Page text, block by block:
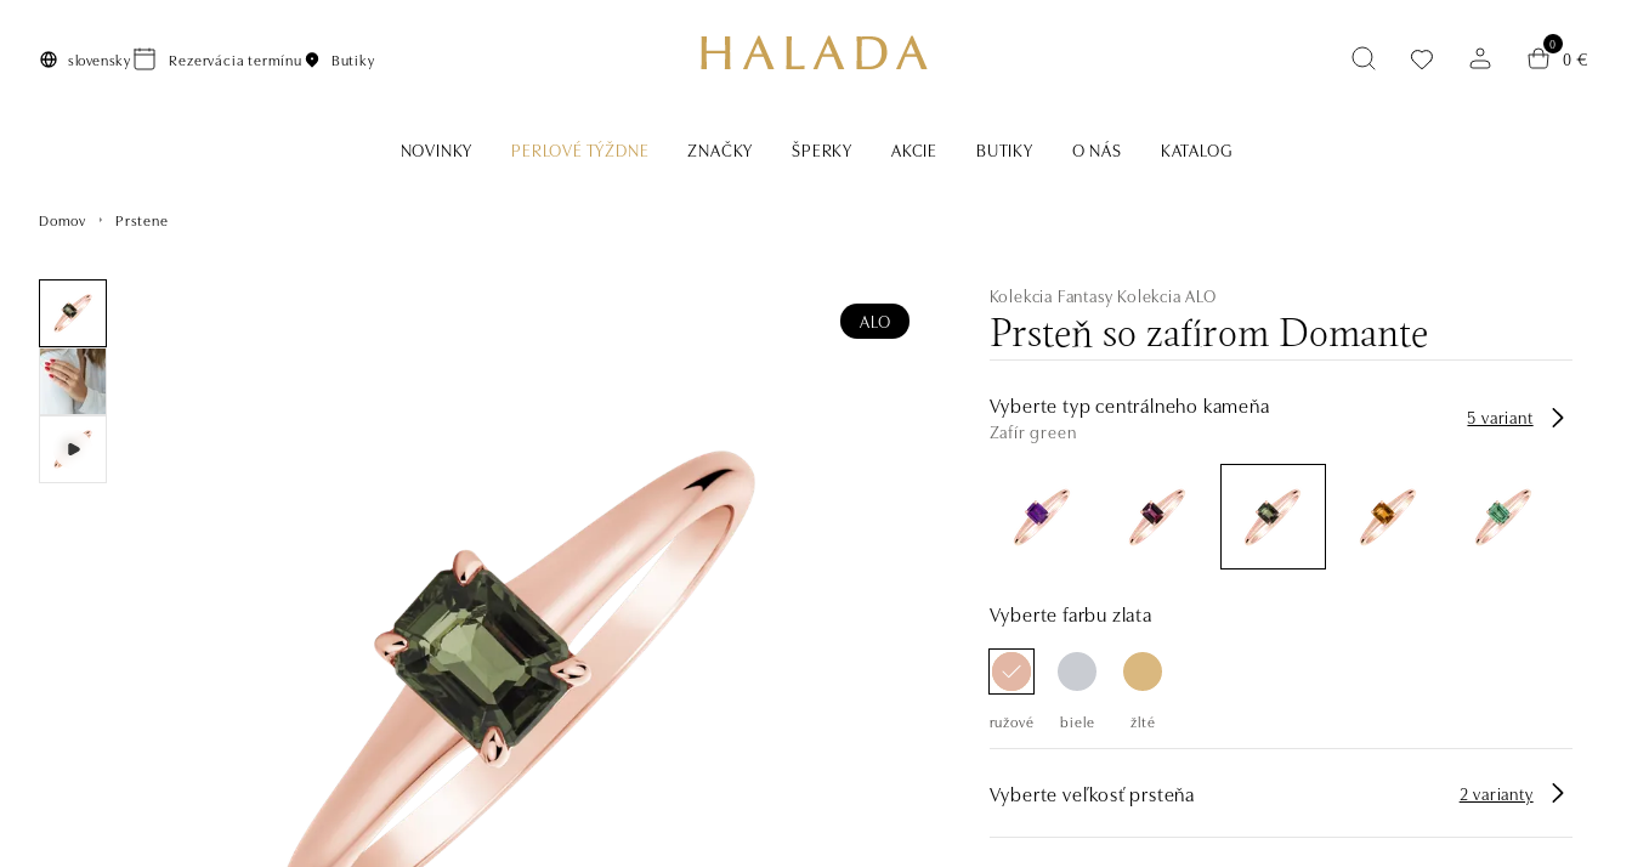
slovensky Rezervácia termínu Butiky
0
0 €
NOVINKY PERLOVÉ TÝŽDNE ZNAČKY ŠPERKY AKCIE BUTIKY O NÁS KATALOG
Domov Prstene
ALO
Kolekcia Fantasy Kolekcia ALO
Prsteň so zafírom Domante
Vyberte typ centrálneho kameňa
Zafír green
5 variant
Vyberte farbu zlata
ružové biele žlté
Vyberte veľkosť prsteňa 2 varianty